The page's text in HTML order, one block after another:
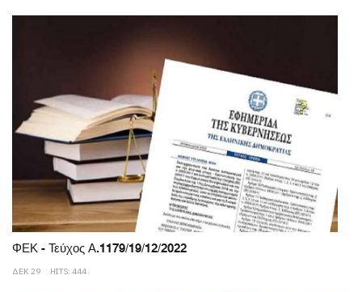
ΦΕΚ - Τεύχος Α.1179/19/12/2022
ΔΕΚ 29 HITS: 444